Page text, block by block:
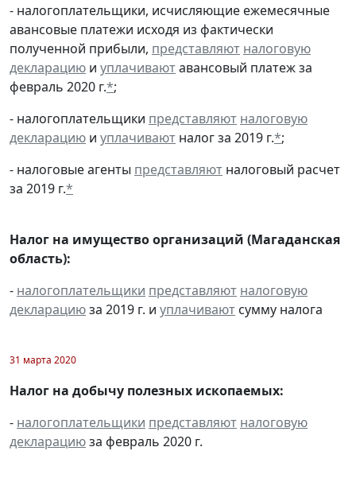
- налогоплательщики, исчисляющие ежемесячные
авансовые платежи исходя из фактически
полученной прибыли, представляют налоговую
декларацию и уплачиваютавансовый платеж за
февраль 2020 г.*;
- налогоплательщики представляют налоговую
декларацию и уплачивают налог за 2019 г.*;
- налоговые агенты представляют налоговый расчет
за 2019 г.*
Налог на имущество организаций (Магаданская
область):
- налогоплательщики представляют налоговую
декларациюза 2019 г. и уплачивают сумму налога
31 марта 2020
Налог на добычу полезных ископаемых:
- налогоплательщики представляют налоговую
декларациюза февраль 2020 г.